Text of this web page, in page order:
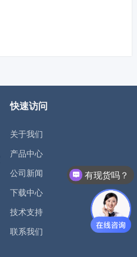
快速访问
关于我们
产品中心
公司新闻
下载中心
技术支持
联系我们
有现货吗？